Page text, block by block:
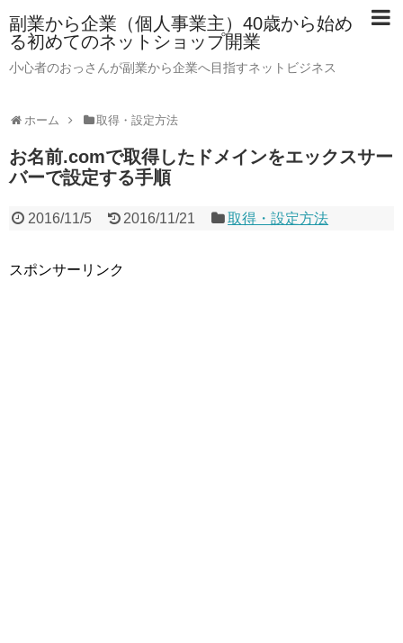
副業から企業（個人事業主）40歳から始め
る初めてのネットショップ開業
小心者のおっさんが副業から企業へ目指すネットビジネス
ホーム 取得・設定方法
お名前.comで取得したドメインをエックスサー
バーで設定する手順
2016/11/5 2016/11/21 取得・設定方法
スポンサーリンク